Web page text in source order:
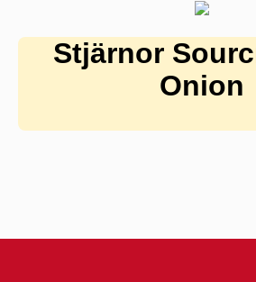
Stjärnor
Onion